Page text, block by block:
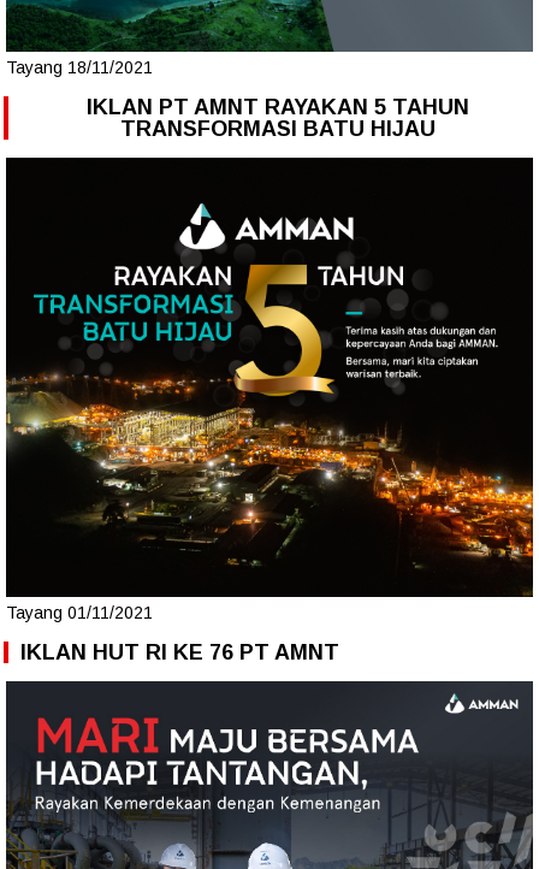
Tayang 18/11/2021
IKLAN PT AMNT RAYAKAN 5 TAHUN
TRANSFORMASI BATU HIJAU
Tayang 01/11/2021
IKLAN HUT RI KE 76 PT AMNT